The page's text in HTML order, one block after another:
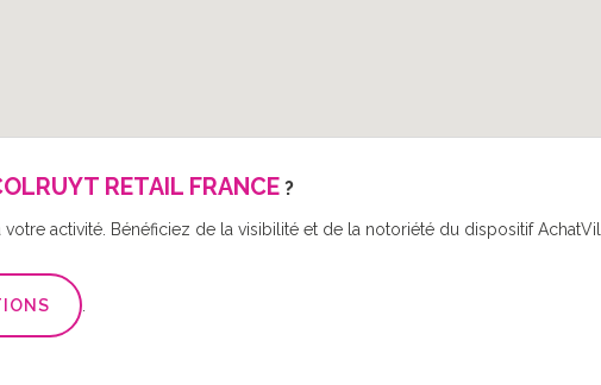
RETAIL FRANCE ?
activité. Bénéficiez de la visibilité et de la notoriété du dispositif